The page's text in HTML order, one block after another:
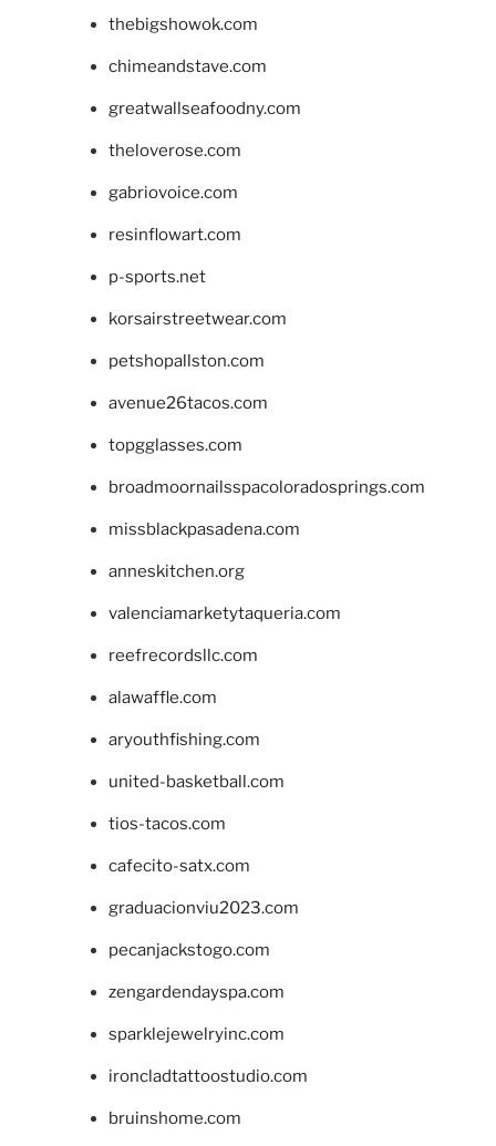
thebigshowok.com
chimeandstave.com
greatwallseafoodny.com
theloverose.com
gabriovoice.com
resinflowart.com
p-sports.net
korsairstreetwear.com
petshopallston.com
avenue26tacos.com
topgglasses.com
broadmoornailsspacoloradosprings.com
missblackpasadena.com
anneskitchen.org
valenciamarketytaqueria.com
reefrecordsllc.com
alawaffle.com
aryouthfishing.com
united-basketball.com
tios-tacos.com
cafecito-satx.com
graduacionviu2023.com
pecanjackstogo.com
zengardendayspa.com
sparklejewelryinc.com
ironcladtattoostudio.com
bruinshome.com